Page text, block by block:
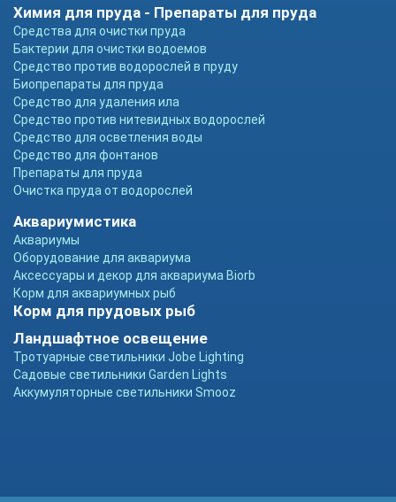
Химия для пруда - Препараты для пруда
Средства для очистки пруда
Бактерии для очистки водоемов
Средство против водорослей в пруду
Биопрепараты для пруда
Средство для удаления ила
Средство против нитевидных водорослей
Средство для осветления воды
Средство для фонтанов
Препараты для пруда
Очистка пруда от водорослей
Аквариумистика
Аквариумы
Оборудование для аквариума
Аксессуары и декор для аквариума Biorb
Корм для аквариумных рыб
Корм для прудовых рыб
Ландшафтное освещение
Тротуарные светильники Jobe Lighting
Садовые светильники Garden Lights
Аккумуляторные светильники Smooz